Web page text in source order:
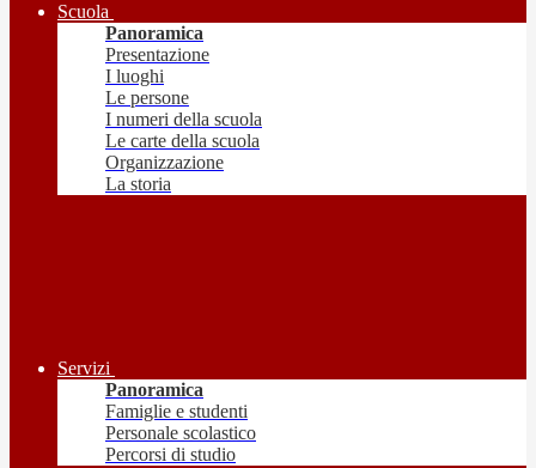
Scuola
Panoramica
Presentazione
I luoghi
Le persone
I numeri della scuola
Le carte della scuola
Organizzazione
La storia
Servizi
Panoramica
Famiglie e studenti
Personale scolastico
Percorsi di studio